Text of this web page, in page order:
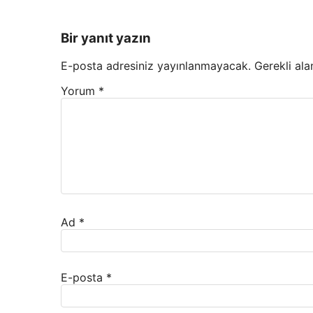
Bir yanıt yazın
E-posta adresiniz yayınlanmayacak. Gerekli
Yorum *
Ad *
E-posta *